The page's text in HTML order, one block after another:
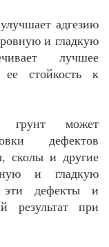
адгезию
и гладкую
лучшее
стойкость к
грунт может
дефектов
сколы и другие
и гладкую
эти дефекты и
результат при